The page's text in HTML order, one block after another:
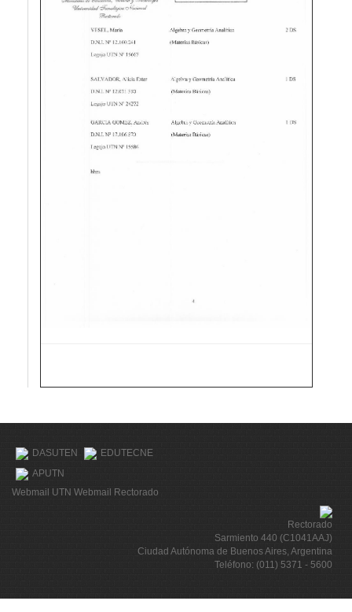
DASUTEN
EDUTECNE
APUTN
Webmail UTN Webmail Rectorado
Rectorado
Sarmiento 440 (C1041AAJ)
Ciudad Autónoma de Buenos Aires, Argentina
Teléfono: (011) 5371 - 5600